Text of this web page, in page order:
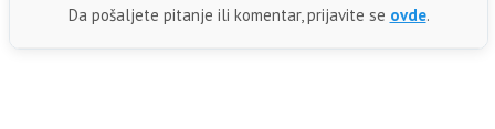
Da pošaljete pitanje ili komentar, prijavite se ovde.